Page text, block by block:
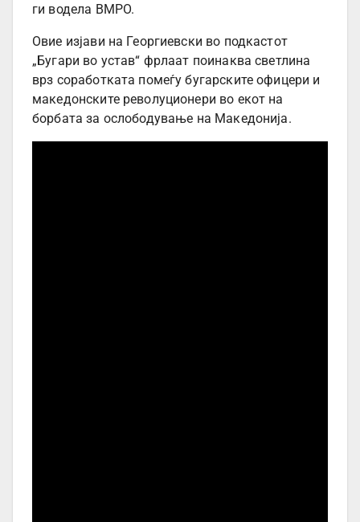
ги водела ВМРО.
Овие изјави на Георгиевски во подкастот
„Бугари во устав“ фрлаат поинаква светлина
врз соработката помеѓу бугарските офицери и
македонските револуционери во екот на
борбата за ослободување на Македонија.